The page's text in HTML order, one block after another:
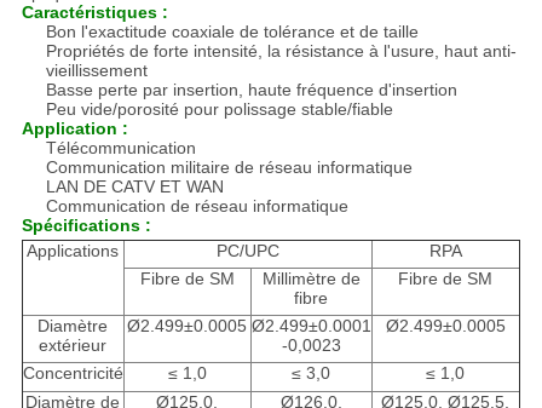
Caractéristiques :
Bon l'exactitude coaxiale de tolérance et de taille
Propriétés de forte intensité, la résistance à l'usure, haut anti-
vieillissement
Basse perte par insertion, haute fréquence d'insertion
Peu vide/porosité pour polissage stable/fiable
Application :
Télécommunication
Communication militaire de réseau informatique
LAN DE CATV ET WAN
Communication de réseau informatique
Spécifications :
Applications
PC/UPC
RPA
Fibre de SM
Millimètre de
fibre
Fibre de SM
Diamètre
extérieur
Ø2.499±0.0005 Ø2.499±0.0001
-0,0023
Ø2.499±0.0005
Concentricité ≤ 1,0 ≤ 3,0
≤ 1,0
Diamètre de
Ø125.0, Ø126.0, Ø125.0, Ø125.5,